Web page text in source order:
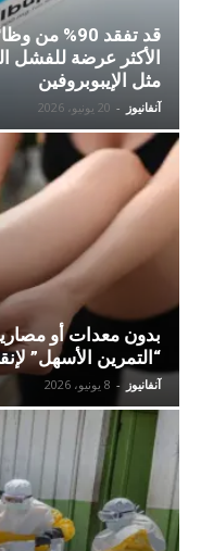
قد تفقد
الأكثر عرضة للفشل
مثل الإيبوبروفين
آنفانيوز - 20 يونيو، 2026
بدون معدات أو
“التمرين الأسهل”
آنفانيوز - 8 يونيو، 2026